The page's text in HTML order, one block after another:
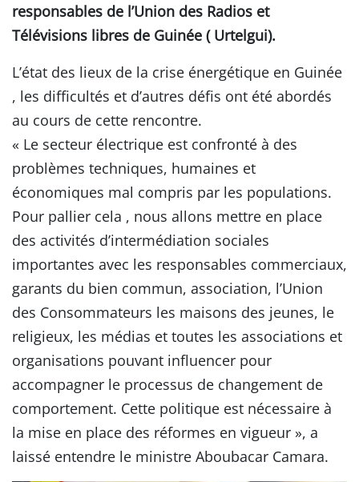
responsables de l’Union des Radios et
Télévisions libres de Guinée ( Urtelgui).
L’état des lieux de la crise énergétique en Guinée
, les difficultés et d’autres défis ont été abordés
au cours de cette rencontre.
« Le secteur électrique est confronté à des
problèmes techniques, humaines et
économiques mal compris par les populations.
Pour pallier cela , nous allons mettre en place
des activités d’intermédiation sociales
importantes avec les responsables commerciaux,
garants du bien commun, association, l’Union
des Consommateurs les maisons des jeunes, le
religieux, les médias et toutes les associations et
organisations pouvant influencer pour
accompagner le processus de changement de
comportement. Cette politique est nécessaire à
la mise en place des réformes en vigueur », a
laissé entendre le ministre Aboubacar Camara.